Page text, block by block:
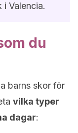
Valencia.
du
barns skor för
vilka typer
dagar: